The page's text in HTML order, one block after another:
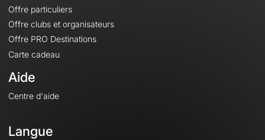
Offre particuliers
Offre clubs et organisateurs
Offre PRO Destinations
Carte cadeau
Aide
Centre d'aide
Langue